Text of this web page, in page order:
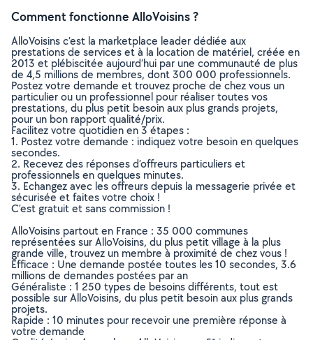
Comment fonctionne AlloVoisins ?
AlloVoisins c’est la marketplace leader dédiée aux
prestations de services et à la location de matériel, créée en
2013 et plébiscitée aujourd’hui par une communauté de plus
de 4,5 millions de membres, dont 300 000 professionnels.
Postez votre demande et trouvez proche de chez vous un
particulier ou un professionnel pour réaliser toutes vos
prestations, du plus petit besoin aux plus grands projets,
pour un bon rapport qualité/prix.
Facilitez votre quotidien en 3 étapes :
1. Postez votre demande : indiquez votre besoin en quelques
secondes.
2. Recevez des réponses d’offreurs particuliers et
professionnels en quelques minutes.
3. Echangez avec les offreurs depuis la messagerie privée et
sécurisée et faites votre choix !
C’est gratuit et sans commission !
AlloVoisins partout en France : 35 000 communes
représentées sur AlloVoisins, du plus petit village à la plus
grande ville, trouvez un membre à proximité de chez vous !
Efficace : Une demande postée toutes les 10 secondes, 3.6
millions de demandes postées par an
Généraliste : 1 250 types de besoins différents, tout est
possible sur AlloVoisins, du plus petit besoin aux plus grands
projets.
Rapide : 10 minutes pour recevoir une première réponse à
votre demande